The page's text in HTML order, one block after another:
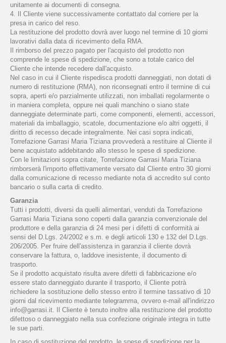
unitamente ai documenti di consegna.
4. Il Cliente viene successivamente contattato dal corriere per la
presa in carico del reso.
La restituzione del prodotto dovrà aver luogo nel termine di 10 giorni
lavorativi dalla data di ricevimento della RMA.
Il rimborso del prezzo pagato per l'acquisto del prodotto non
comprende le spese di spedizione, che sono a totale carico del
Cliente che intende recedere dall'acquisto.
Nel caso in cui il Cliente rispedisca prodotti danneggiati, non dotati di
numero di restituzione (RMA), non riconsegnati entro il termine di cui
sopra, aperti e/o parzialmente utilizzati, non imballati regolarmente o
in maniera completa, oppure nei quali manchino o siano state
danneggiate determinate parti, come componenti, elementi, accessori,
materiali da imballaggio, scatole, documentazione e/o altri oggetti, il
diritto di recesso decade integralmente. Nei casi sopra indicati,
Torrefazione Garrasi Maria Tiziana provvederà a restituire al Cliente il
bene acquistato addebitando allo stesso le spese di spedizione.
Con le limitazioni sopra citate, Torrefazione Garrasi Maria Tiziana
rimborserà l'importo effettivamente versato dal Cliente entro 30 giorni
dalla comunicazione di recesso mediante nota di accredito sul conto
bancario o sulla carta di credito.
Garanzia
Tutti i prodotti, diversi da quelli alimentari, venduti da Torrefazione
Garrasi Maria Tiziana sono coperti dalla garanzia convenzionale del
produttore e della garanzia di 24 mesi per i difetti di conformità ai
sensi del D.Lgs. 24/2002 e s.m. e degli articoli 130 e 132 del D.Lgs.
206/2005. Per fruire dell'assistenza in garanzia il cliente dovrà
conservare la fattura, o, laddove inesistente, il documento di
trasporto.
Se il prodotto acquistato risulta avere difetti di fabbricazione e/o
essere stato danneggiato durante il trasporto, il Cliente potrà
richiedere la sostituzione dello stesso entro il termine tassativo di 10
giorni dal ricevimento mediante telegramma, ovvero e-mail all'indirizzo
info@garrasi.it. Il Cliente è tenuto inoltre alla restituzione del prodotto
difettoso o danneggiato nella sua confezione originale integra in tutte
le sue parti.